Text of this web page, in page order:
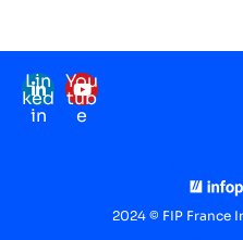
Lin
ked
in
You
tub
e
2024 © FIP France